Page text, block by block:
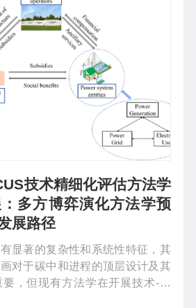
技术精细化评估方法学
多方博弈演化方法学预
展路径
显著的复杂性和系统性特征，其
对于碳中和进程的顶层设计及其
，但现有方法学在开展技术-经
量化程度不足，同时缺乏结合真